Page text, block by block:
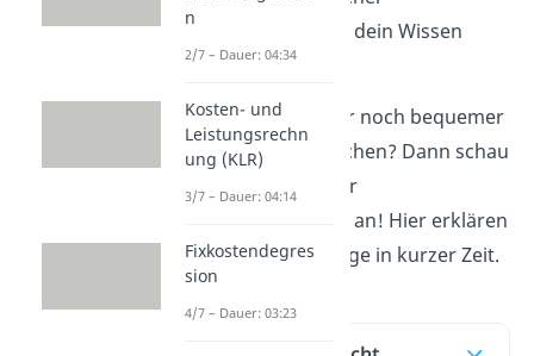
Beispielsaufgaben dein Wissen
gleich anwenden.
Du möchtest es dir noch bequemer
und einfacher machen? Dann schau
dir unserVideo
zur
Bezugskalkulation an! Hier erklären
wir dir alles Wichtige in kurzer Zeit.
n
2/7 – Dauer: 04:34
Kosten- und
Leistungsrechn
ung (KLR)
3/7 – Dauer: 04:14
Fixkostendegres
sion
4/7 – Dauer: 03:23